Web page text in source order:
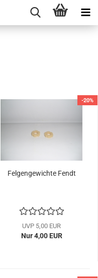
-20%
Felgengewichte Fendt
UVP 5,00 EUR
Nur 4,00 EUR